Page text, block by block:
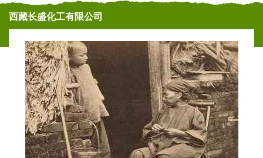
西藏长盛化工有限公司